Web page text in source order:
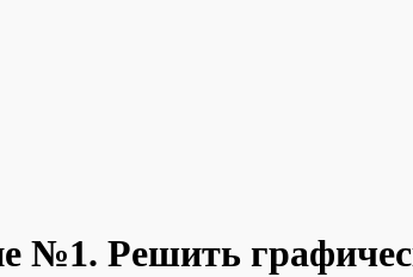
№1. Решить